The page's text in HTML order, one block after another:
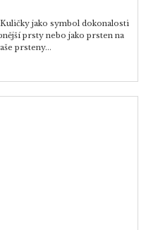
jako symbol dokonalosti
prsty nebo jako prsten na
prsteny...